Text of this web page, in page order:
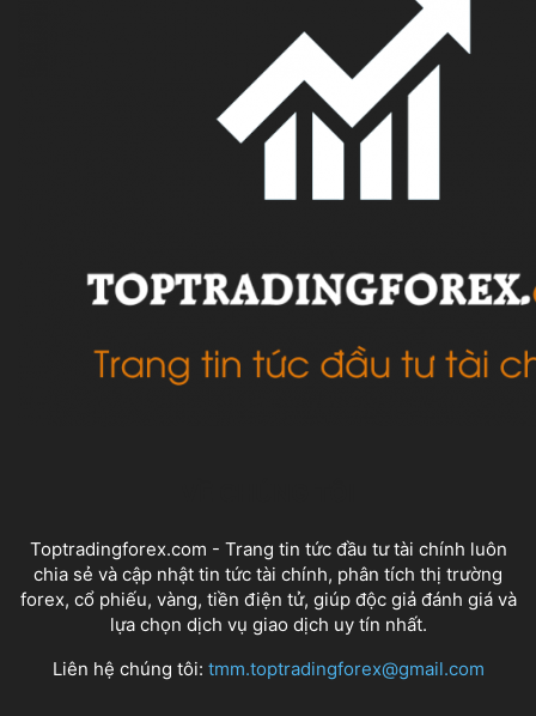
Toptradingforex.com - Trang tin tức đầu tư tài chính luôn
chia sẻ và cập nhật tin tức tài chính, phân tích thị trường
forex, cổ phiếu, vàng, tiền điện tử, giúp độc giả đánh giá và
lựa chọn dịch vụ giao dịch uy tín nhất.
Liên hệ chúng tôi: tmm.toptradingforex@gmail.com